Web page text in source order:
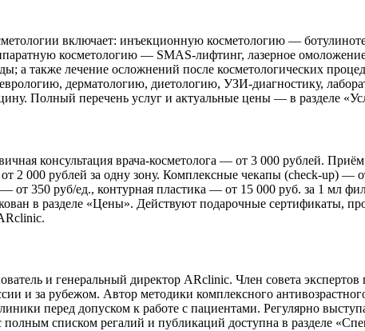
включает: инъекционную косметологию —
косметологию — SMAS-лифтинг, лазерное
а также лечение осложнений после косметологических
дерматологию, диетологию, УЗИ-диагностику,
Полный перечень услуг и актуальные цены — в разделе
консультация врача-косметолога — от 3 000 рублей.
2 000 рублей за одну зону. Комплексные чекапы (check-up) —
350 руб/ед., контурная пластика — от 15 000 руб. за 1 мл
в разделе «Цены». Действуют подарочные сертификаты,
и генеральный директор ARclinic. Член совета
и за рубежом. Автор методики комплексного
перед допуском к работе с пациентами. Регулярно
списком регалий и публикаций доступна в разделе